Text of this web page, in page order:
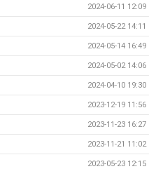
2024-06-11 12:09
2024-05-22 14:11
2024-05-14 16:49
2024-05-02 14:06
2024-04-10 19:30
2023-12-19 11:56
2023-11-23 16:27
2023-11-21 11:02
2023-05-23 12:15